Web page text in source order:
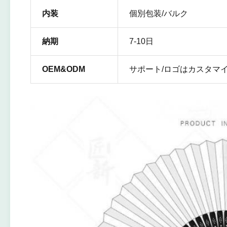
内装 個別包装/バルク
納期 7-10日
OEM&ODM サポート/ロゴはカスタマ